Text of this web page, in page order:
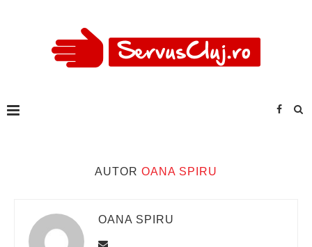
AUTOR OANA SPIRU
OANA SPIRU